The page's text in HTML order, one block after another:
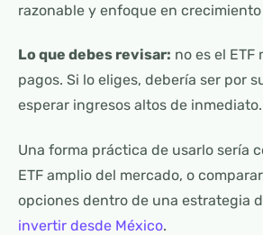
razonable y enfoque en
Lo que debes revisar: no es el ETF
pagos. Si lo eliges, debería ser por
esperar ingresos altos de inmediato.
Una forma práctica de usarlo sería
ETF amplio del mercado, o
opciones dentro de una estrategia
invertir desde México.